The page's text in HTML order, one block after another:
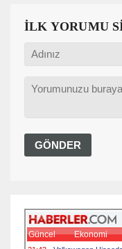
İLK YORUMU